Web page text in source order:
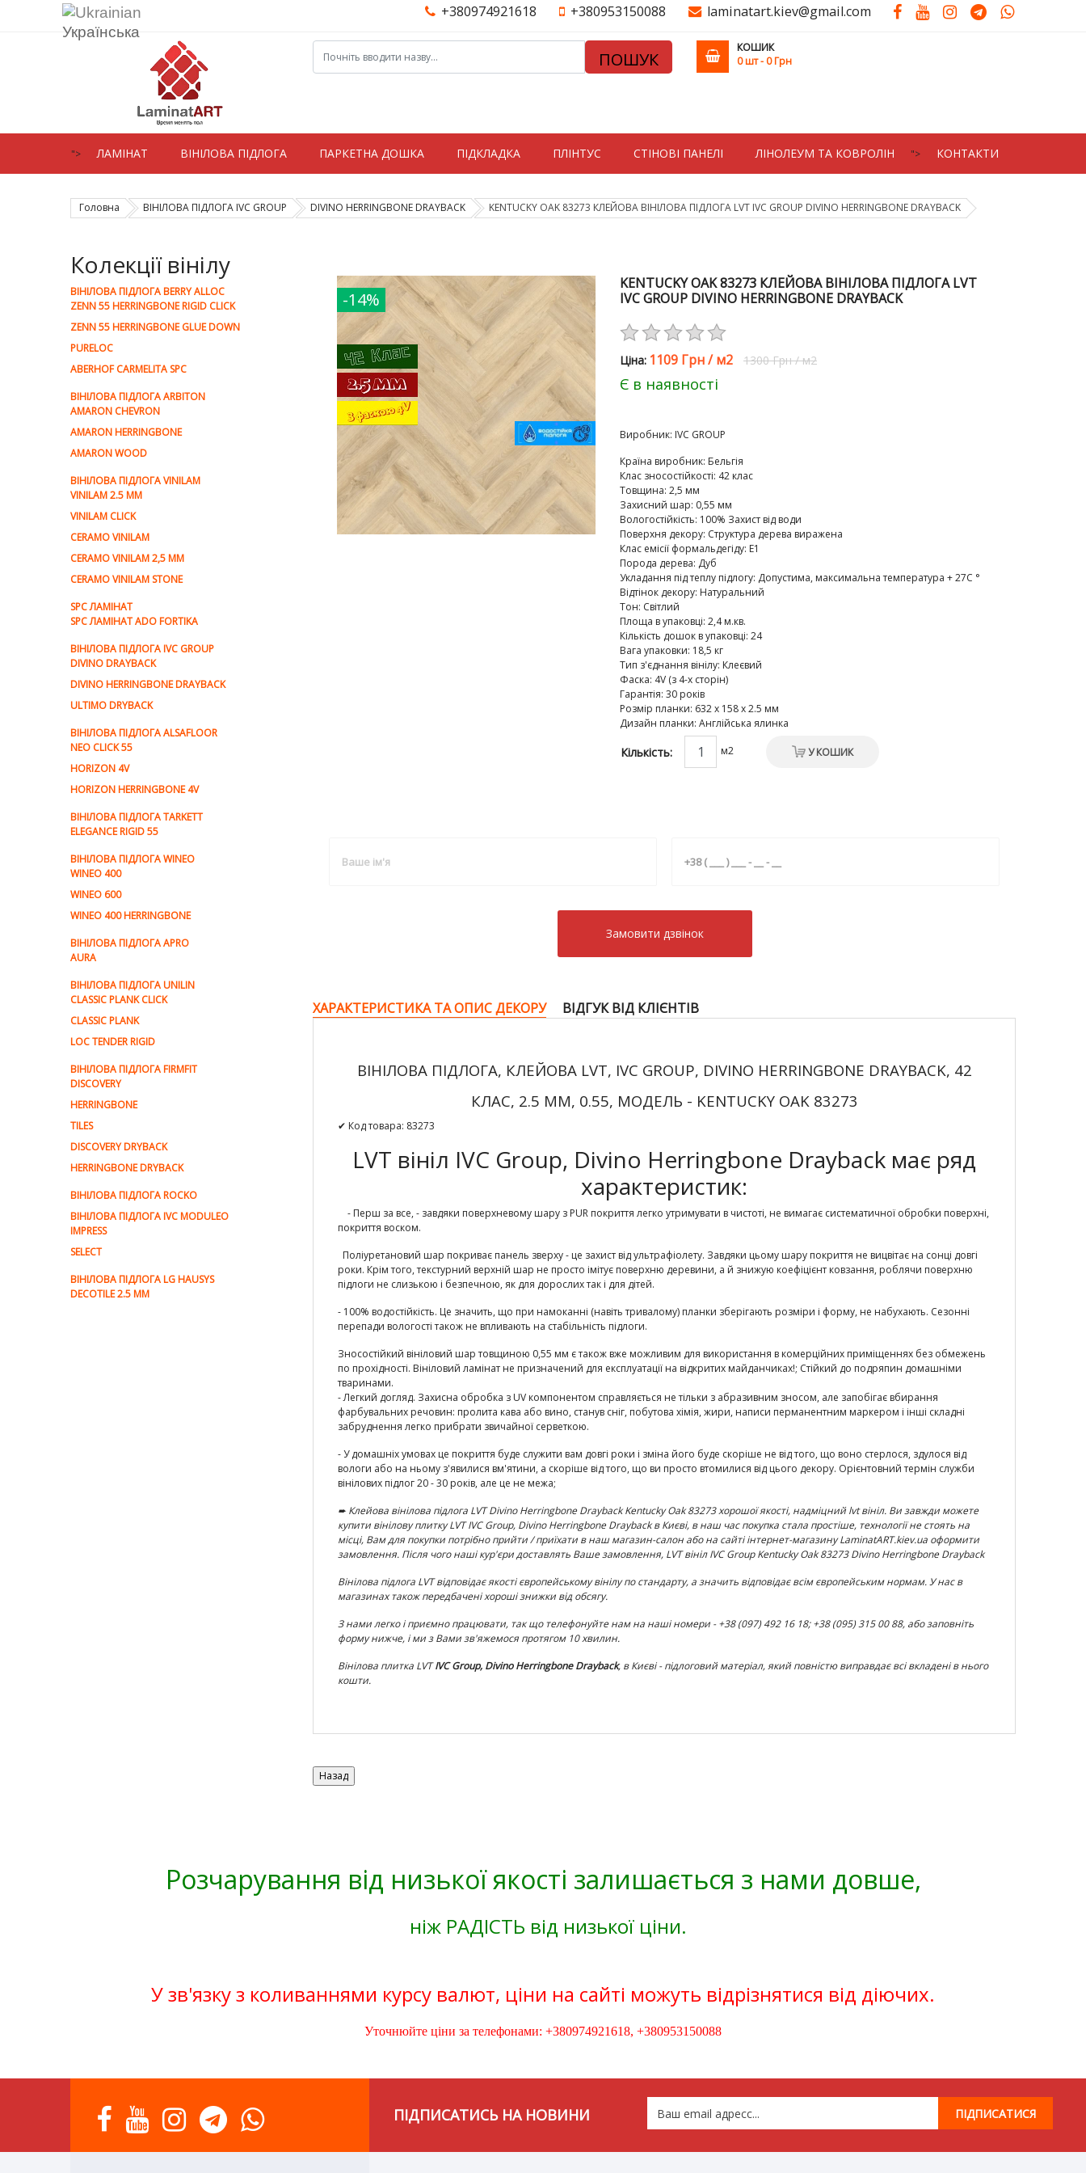
Українська
+380974921618 +380953150088 laminatart.kiev@gmail.com
ПОШУК
КОШИК
0шт- 0 Грн
"> ЛАМIНАТ ВIНIЛОВА ПІДЛОГА ПАРКЕТНА ДОШКА ПІДКЛАДКА ПЛІНТУС СТIНОВI ПАНЕЛI ЛIНОЛЕУМ ТА КОВРОЛIН "> КОНТАКТИ
Головна ВІНІЛОВА ПІДЛОГА IVC GROUP DIVINO HERRINGBONE DRAYBACK KENTUCKY OAK 83273 КЛЕЙОВА ВІНІЛОВА ПІДЛОГА LVT IVC GROUP DIVINO HERRINGBONE DRAYBACK
Колекції вінілу
ВІНІЛОВА ПІДЛОГА BERRY ALLOC
ZENN 55 HERRINGBONE RIGID CLICK
ZENN 55 HERRINGBONE GLUE DOWN
PURELOC
ABERHOF CARMELITA SPC
ВІНІЛОВА ПІДЛОГА ARBITON
AMARON CHEVRON
AMARON HERRINGBONE
AMARON WOOD
ВІНІЛОВА ПІДЛОГА VINILAM
VINILAM 2.5 MM
VINILAM CLICK
CERAMO VINILAM
CERAMO VINILAM 2,5 MM
CERAMO VINILAM STONE
SPC ЛАМІНАТ
SPC ЛАМІНАТ ADO FORTIKA
ВІНІЛОВА ПІДЛОГА IVC GROUP
DIVINO DRAYBACK
DIVINO HERRINGBONE DRAYBACK
ULTIMO DRYBACK
ВІНІЛОВА ПІДЛОГА ALSAFLOOR
NEO CLICK 55
HORIZON 4V
HORIZON HERRINGBONE 4V
ВІНІЛОВА ПІДЛОГА TARKETT
ELEGANCE RIGID 55
ВІНІЛОВА ПІДЛОГА WINEO
WINEO 400
WINEO 600
WINEO 400 HERRINGBONE
ВІНІЛОВА ПІДЛОГА APRO
AURA
ВІНІЛОВА ПІДЛОГА UNILIN
CLASSIC PLANK CLICK
CLASSIC PLANK
LOC TENDER RIGID
ВІНІЛОВА ПІДЛОГА FIRMFIT
DISCOVERY
HERRINGBONE
TILES
DISCOVERY DRYBACK
HERRINGBONE DRYBACK
ВІНІЛОВА ПІДЛОГА ROCKO
ВІНІЛОВА ПІДЛОГА IVC MODULEO
IMPRESS
SELECT
ВІНІЛОВА ПІДЛОГА LG HAUSYS
DECOTILE 2.5 MM
-14%
KENTUCKY OAK 83273 КЛЕЙОВА ВІНІЛОВА ПІДЛОГА LVT
IVC GROUP DIVINO HERRINGBONE DRAYBACK
Цiна: 1109 Грн/м2 1300 Грн /м2
Є в наявності
Виробник: IVC GROUP
Країна виробник: Бельгія
Клас зносостійкості: 42 клас
Товщина: 2,5 мм
Захисний шар: 0,55 мм
Вологостійкість: 100% Захист від води
Поверхня декору: Структура дерева виражена
Клас емісії формальдегіду: E1
Порода дерева: Дуб
Укладання під теплу підлогу: Допустима, максимальна температура + 27C °
Відтінок декору: Натуральний
Тон: Світлий
Площа в упаковці: 2,4 м.кв.
Кількість дошок в упаковці: 24
Вага упаковки: 18,5 кг
Тип з'єднання вінілу: Клеєвий
Фаска: 4V (з 4-х сторін)
Гарантія: 30 років
Розмір планки: 632 х 158 х 2.5 мм
Дизайн планки: Англійська ялинка
Кількість: м2 У КОШИК
Замовити дзвiнок
ХАРАКТЕРИСТИКА ТА ОПИС ДЕКОРУ ВІДГУК ВІД КЛІЄНТІВ
ВІНІЛОВА ПІДЛОГА, КЛЕЙОВА LVT, IVC GROUP, DIVINO HERRINGBONE DRAYBACK, 42
КЛАС, 2.5 ММ, 0.55, МОДЕЛЬ - KENTUCKY OAK 83273
✔ Код товара: 83273
LVT вініл IVC Group, Divino Herringbone Drayback має ряд
характеристик:
- Перш за все, - завдяки поверхневому шару з PUR покриття легко утримувати в чистоті, не вимагає систематичної обробки поверхні,
покриття воском.
Поліуретановий шар покриває панель зверху - це захист від ультрафіолету. Завдяки цьому шару покриття не вицвітає на сонці довгі
роки. Крім того, текстурний верхній шар не просто імітує поверхню деревини, а й знижую коефіцієнт ковзання, роблячи поверхню
підлоги не слизькою і безпечною, як для дорослих так і для дітей.
- 100% водостійкість. Це значить, що при намоканні (навіть тривалому) планки зберігають розміри і форму, не набухають. Сезонні
перепади вологості також не впливають на стабільність підлоги.
Зносостійкий вініловий шар товщиною 0,55 мм є також вже можливим для використання в комерційних приміщеннях без обмежень
по прохідності. Вініловий ламінат не призначений для експлуатації на відкритих майданчиках!; Стійкий до подряпин домашніми
тваринами.
- Легкий догляд. Захисна обробка з UV компонентом справляється не тільки з абразивним зносом, але запобігає вбирання
фарбувальних речовин: пролита кава або вино, станув сніг, побутова хімія, жири, написи перманентним маркером і інші складні
забруднення легко прибрати звичайної серветкою.
- У домашніх умовах це покриття буде служити вам довгі роки і зміна його буде скоріше не від того, що воно стерлося, здулося від
вологи або на ньому з'явилися вм'ятини, а скоріше від того, що ви просто втомилися від цього декору. Орієнтовний термін служби
вінілових підлог 20 - 30 років, але це не межа;
➨ Клейова вінілова підлога LVT Divino Herringbone Drayback Kentucky Oak 83273хорошої якості, надміцний lvt вініл. Ви завжди можете
купити вінілову плитку LVTIVC Group, Divino Herringbone Draybackв Києві, в наш час покупка стала простіше, технології не стоять на
місці, Вам для покупки потрібно прийти / приїхати в наш магазин-салон або на сайті інтернет-магазину LaminatART.kiev.ua оформити
замовлення. Після чого наші кур'єри доставлять Ваше замовлення, LVT вінілIVC Group Kentucky Oak 83273 Divino Herringbone Drayback
Вінілова підлога LVT відповідає якості європейському вінілу постандарту, а значить відповідає всім європейським нормам. У нас в
магазинах також передбачені хороші знижки від обсягу.
З нами легко і приємно працювати, так що телефонуйте нам на наші номери - +38 (097) 492 16 18; +38 (095) 315 00 88, або заповніть
форму нижче, і ми з Вами зв'яжемося протягом 10 хвилин.
Вінілова плитка LVTIVC Group, Divino Herringbone Drayback, в Києві - підлоговий матеріал, який повністю виправдає всі вкладені в нього
кошти.
Розчарування від низької якості залишається з нами довше,
ніж РАДІСТЬ від низької ціни.
У зв'язку з коливаннями курсу валют, ціни на сайті можуть відрізнятися від діючих.
Уточнюйте ціни за телефонами: +380974921618, +380953150088
ПІДПИСАТИСЬ НА НОВИНИ